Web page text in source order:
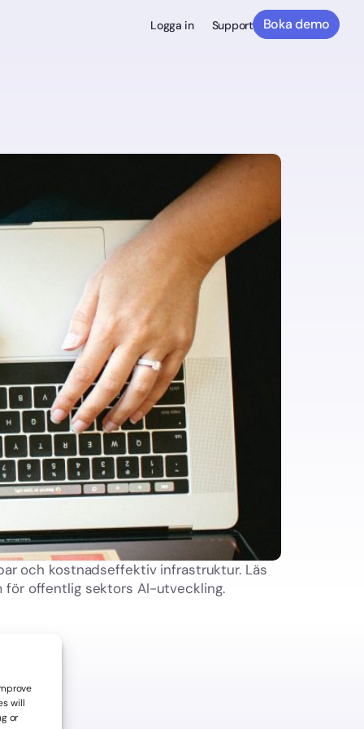
will
or
Boka demo
Logga in Support
och kostnadseffektiv infrastruktur. Läs
för offentlig sektors AI-utveckling.